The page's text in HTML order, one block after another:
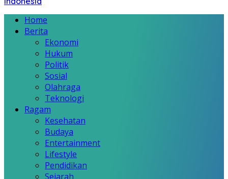
Home
Berita
Ekonomi
Hukum
Politik
Sosial
Olahraga
Teknologi
Ragam
Kesehatan
Budaya
Entertainment
Lifestyle
Pendidikan
Sejarah